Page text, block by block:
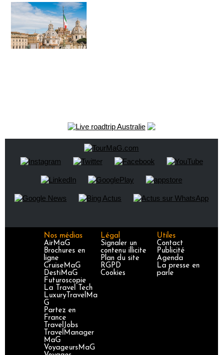
Nos médias
AirMaG
Brochures en
ligne
CruiseMaG
DestiMaG
Futuroscopie
La Travel Tech
LuxuryTravelMa
G
Partez en
France
TravelJobs
TravelManager
MaG
VoyageursMaG
Légal
Signaler un
contenu illicite
Plan du site
RGPD
Cookies
Utiles
Contact
Publicité
Agenda
La presse en
parle